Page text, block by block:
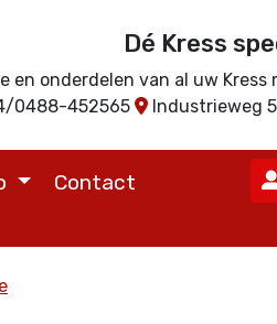
Dé Kress
en onderdelen van al uw Kress
0488-452565
Industrieweg
Contact